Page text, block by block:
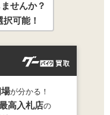
せんか？
可能！
が分かる！
高入札店の